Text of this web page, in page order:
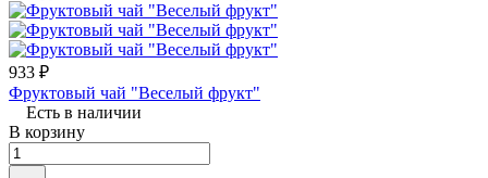
933 ₽
Фруктовый чай "Веселый фрукт"
Есть в наличии
В корзину